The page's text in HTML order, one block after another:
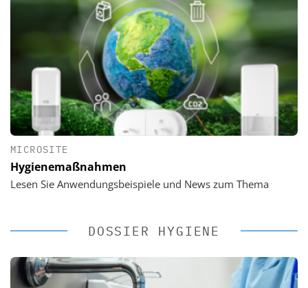
MICROSITE
Hygienemaßnahmen
Lesen Sie Anwendungsbeispiele und News zum Thema
DOSSIER HYGIENE